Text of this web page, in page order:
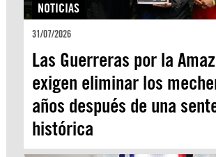
NOTICIAS
31/07/2026
Las Guerreras por la
exigen eliminar los
años después de una
histórica